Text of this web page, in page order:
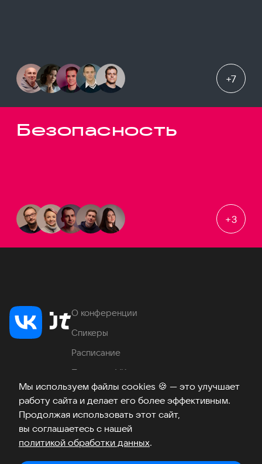
Мы используем файлы cookies 🍪 — это улучшает
работу сайта и делает его более эффективным.
Продолжая использовать этот сайт,
вы соглашаетесь с нашей
политикой обработки данных.
+7
Безопасность
+3
О конференции
Спикеры
Расписание
Продукты VK
Место проведения
Часто задаваемые вопросы
ТелеграмВКонтакте
Хабр
Возникли вопросы? ©2026